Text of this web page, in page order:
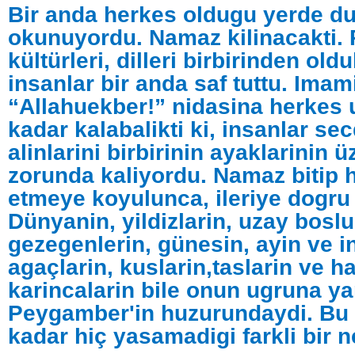
Bir anda herkes oldugu yerde
okunuyordu. Namaz kilinacakti.
kültürleri, dilleri birbirinden
insanlar bir anda saf tuttu.
“Allahuekber!” nidasina herkes
kadar kalabalikti ki, insanlar
alinlarini birbirinin ayaklarinin
zorunda kaliyordu. Namaz bitip
etmeye koyulunca, ileriye
Dünyanin, yildizlarin, uzay
gezegenlerin, günesin, ayin ve
agaçlarin, kuslarin,taslarin ve
karincalarin bile onun ugruna
Peygamber'in huzurundaydi.
kadar hiç yasamadigi farkli bir